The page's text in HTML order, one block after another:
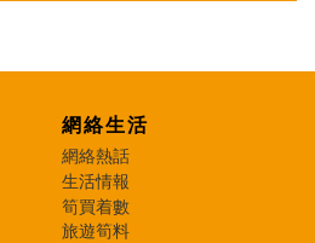
網絡生活
網絡熱話
生活情報
筍買着數
旅遊筍料